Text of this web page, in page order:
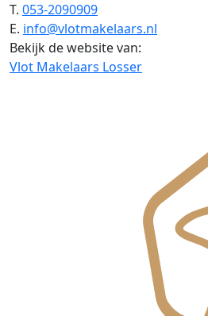
T. 053-2090909
E. info@vlotmakelaars.nl
Bekijk de website van:
Vlot Makelaars Losser